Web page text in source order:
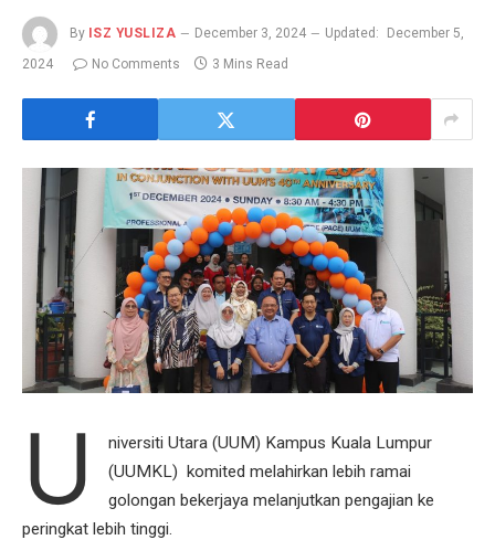
By ISZ YUSLIZA December 3, 2024 Updated:
December 5,
2024
No Comments 3 Mins Read
U
niversiti Utara (UUM) Kampus Kuala Lumpur
(UUMKL) komited melahirkan lebih ramai
golongan bekerjaya melanjutkan pengajian ke
peringkat lebih tinggi.